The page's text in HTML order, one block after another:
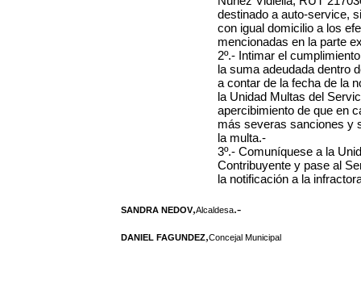
destinado a auto-service,
con igual domicilio a los
mencionadas en la parte
2º.- Intimar el
la suma adeudada dentro
a contar de la fecha de la
la Unidad Multas del
apercibimiento de que en
más severas sanciones y
la multa.-
3º.- Comuníquese a la
Contribuyente y pase al
la notificación a la
SANDRA NEDOV,Alcaldesa.-
DANIEL FAGUNDEZ,Concejal Municipal